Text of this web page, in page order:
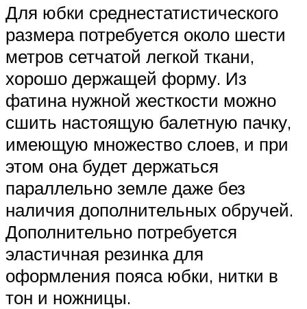
Для юбки среднестатистического
размера потребуется около шести
метров сетчатой легкой ткани,
хорошо держащей форму. Из
фатина нужной жесткости можно
сшить настоящую балетную пачку,
имеющую множество слоев, и при
этом она будет держаться
параллельно земле даже без
наличия дополнительных обручей.
Дополнительно потребуется
эластичная резинка для
оформления пояса юбки, нитки в
тон и ножницы.